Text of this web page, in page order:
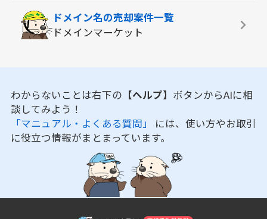
ドメイン名の売却案件一覧
ドメインマーケット
わからないことは右下の 【ヘルプ】 ボタンからAIに相
談してみよう！
「マニュアル・よくある質問」 には、使い方やお取引
に役立つ情報がまとまっています。